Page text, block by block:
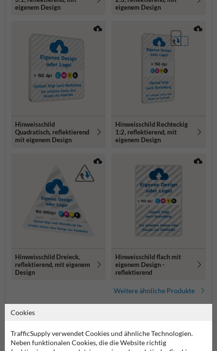
eigenem Design
eigenem Design
Hinweisschild
Quadratisch, reflektierend
mit eigenem Design
Hinweisschild Rechteckig
1:2, reflektierend, mit
eigenem Design
Hinweisschild Dreieck,
reflektierend, mit eigenem
Design
Hinweisschild flach mit
eigenem Design -
reflektierend
Weitere ähnliche Produkte
Cookies
TrafficSupply verwendet Cookies und ähnliche Technologien.
Neben funktionalen Cookies, die die Website richtig